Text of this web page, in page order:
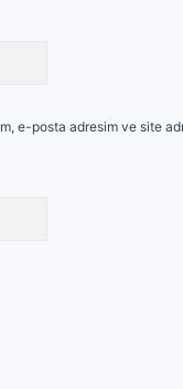
e-posta adresim ve site